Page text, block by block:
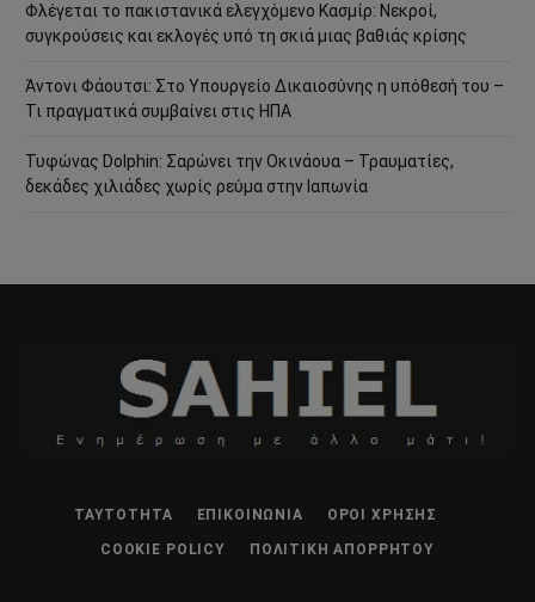
Φλέγεται το πακιστανικά ελεγχόμενο Κασμίρ: Νεκροί,
συγκρούσεις και εκλογές υπό τη σκιά μιας βαθιάς κρίσης
Άντονι Φάουτσι: Στο Υπουργείο Δικαιοσύνης η υπόθεσή του –
Τι πραγματικά συμβαίνει στις ΗΠΑ
Τυφώνας Dolphin: Σαρώνει την Οκινάουα – Τραυματίες,
δεκάδες χιλιάδες χωρίς ρεύμα στην Ιαπωνία
ΤΑΥΤΌΤΗΤΑ ΕΠΙΚΟΙΝΩΝΊΑ ΌΡΟΙ ΧΡΉΣΗΣ
COOKIE POLICY ΠΟΛΙΤΙΚΉ ΑΠΟΡΡΉΤΟΥ